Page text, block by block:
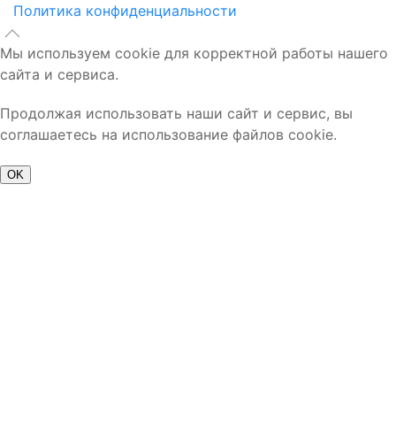
Политика конфиденциальности
Мы используем cookie для корректной работы нашего
сайта и сервиса.
Продолжая использовать наши сайт и сервис, вы
соглашаетесь на использование файлов cookie.
OK